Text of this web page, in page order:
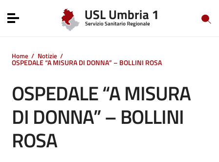
Vai al menu di navigazione
Toggle navigation
Home / Notizie /
OSPEDALE “A MISURA DI DONNA” – BOLLINI ROSA
OSPEDALE “A MISURA
DI DONNA” – BOLLINI
ROSA